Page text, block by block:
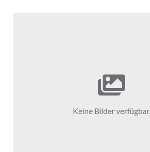
Keine Bilder verfügbar.